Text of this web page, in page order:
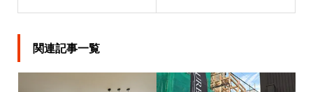
関連記事一覧